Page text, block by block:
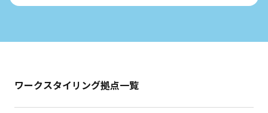
ワークスタイリング拠点一覧